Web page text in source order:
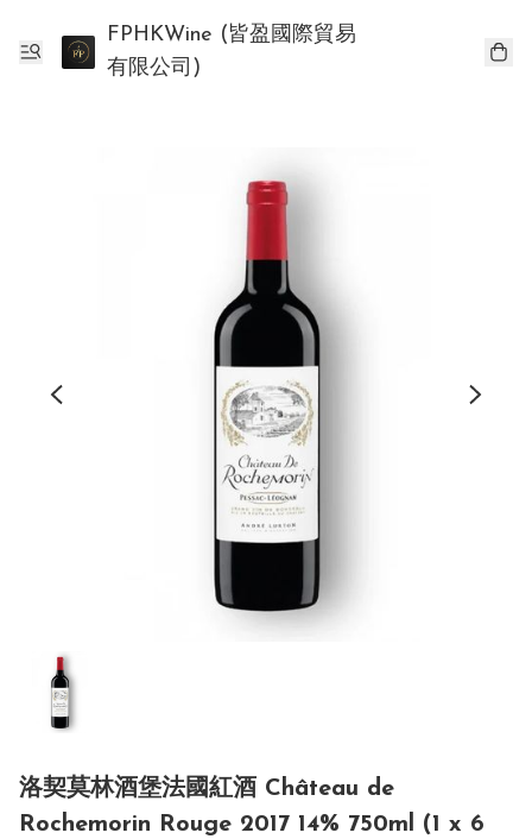
FPHKWine (皆盈國際貿易
有限公司)
洛契莫林酒堡法國紅酒 Château de
Rochemorin Rouge 2017 14% 750ml (1 x 6